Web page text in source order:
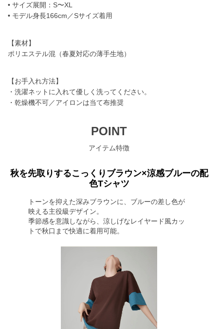
• サイズ展開：S〜XL
• モデル身長166cm／Sサイズ着用
【素材】
ポリエステル混（春夏対応の薄手生地）
【お手入れ方法】
・洗濯ネットに入れて優しく洗ってください。
・乾燥機不可／アイロンは当て布推奨
POINT
アイテム特徴
秋を先取りするこっくりブラウン×涼感ブルーの配
色Tシャツ
トーンを抑えた深みブラウンに、ブルーの差し色が
映える主役級デザイン。
季節感を意識しながら、涼しげなレイヤード風カッ
トで秋口まで快適に着用可能。